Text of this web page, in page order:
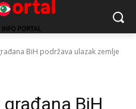
BiH podržava ulazak zemlje
BiH